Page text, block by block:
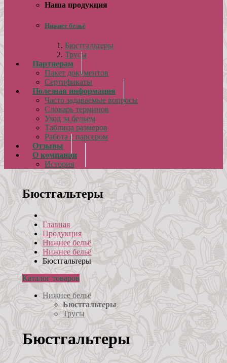
Наша продукция
Нижнее бельё
Бюстгальтеры
Трусы
Партнерам
Пакет документов
Сертификаты
Полезная информация
Часто задаваемые вопросы
Словарь терминов
Уход за бельем
Таблица размеров
Работа с парсером
Отзывы
О компании
История
Бюстгальтеры
Главная
Продукция
Нижнее бельё
Нижнее бельё
Бюстгальтеры
Каталог товаров
Нижнее бельё
Бюстгальтеры
Трусы
Бюстгальтеры